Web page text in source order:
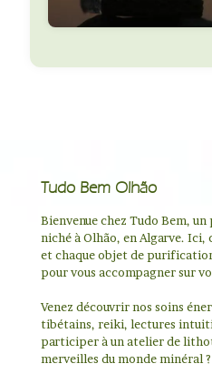
Tudo Bem Olhão
Bienvenue chez Tudo Bem,
niché à Olhão, en Algarve. Ici,
et chaque objet de
pour vous accompagner sur
Venez découvrir nos soins
tibétains, reiki, lectures
participer à un atelier de
merveilles du monde minéral ?